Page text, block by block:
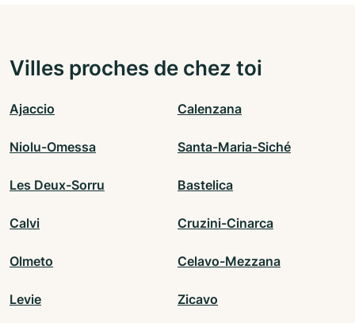
Villes proches de chez toi
Ajaccio Calenzana
Niolu-Omessa Santa-Maria-Siché
Les Deux-Sorru Bastelica
Calvi Cruzini-Cinarca
Olmeto Celavo-Mezzana
Levie Zicavo